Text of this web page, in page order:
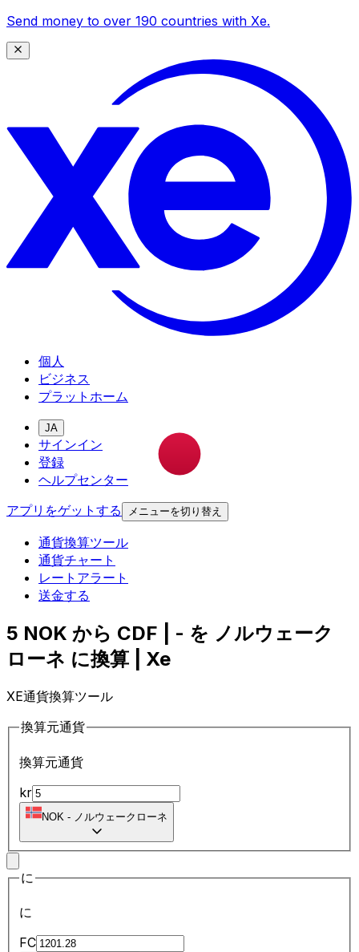
Send money to over 190 countries with Xe.
個人
ビジネス
プラットホーム
JA
サインイン
登録
ヘルプセンター
アプリをゲットする
メニューを切り替え
通貨換算ツール
通貨チャート
レートアラート
送金する
5 NOK から CDF | - を ノルウェーク
ローネ に換算 | Xe
XE通貨換算ツール
換算元通貨
換算元通貨
kr
NOK - ノルウェークローネ
に
に
FC